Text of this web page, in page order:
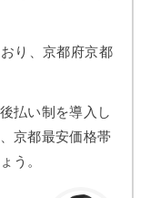
り、京都府京都
払い制を導入し
京都最安価格帯
う。